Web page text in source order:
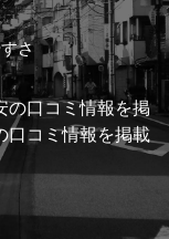
さ
の口コミ情報を掲
口コミ情報を掲載